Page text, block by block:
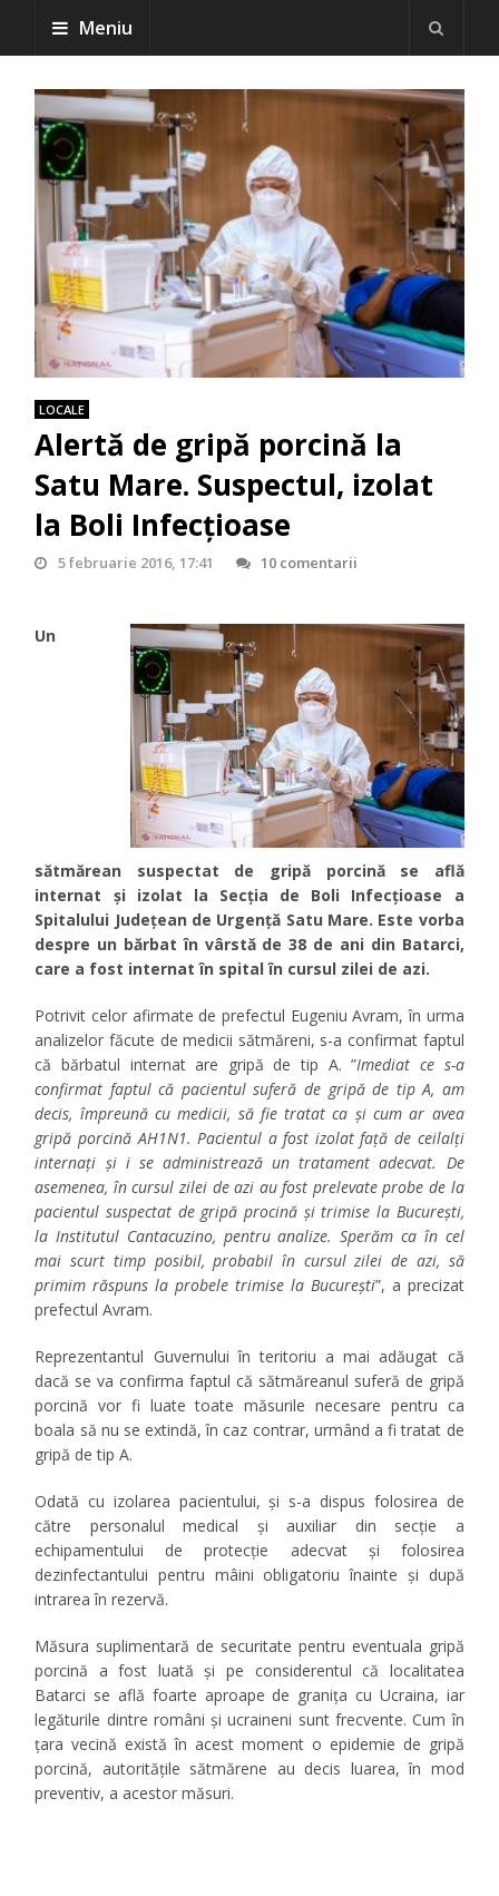
Meniu
LOCALE
Alertă de gripă porcină la
Satu Mare. Suspectul, izolat
la Boli Infecțioase
5 februarie 2016, 17:41 10 comentarii
Un
sătmărean suspectat de gripă porcină se află
internat și izolat la Secția de Boli Infecțioase a
Spitalului Județean de Urgență Satu Mare. Este vorba
despre un bărbat în vârstă de 38 de ani din Batarci,
care a fost internat în spital în cursul zilei de azi.
Potrivit celor afirmate de prefectul Eugeniu Avram, în urma
analizelor făcute de medicii sătmăreni, s-a confirmat faptul
că bărbatul internat are gripă de tip A. ”Imediat ce s-a
confirmat faptul că pacientul suferă de gripă de tip A, am
decis, împreună cu medicii, să fie tratat ca și cum ar avea
gripă porcină AH1N1. Pacientul a fost izolat față de ceilalți
internați și i se administrează un tratament adecvat. De
asemenea, în cursul zilei de azi au fost prelevate probe de la
pacientul suspectat de gripă procină și trimise la București,
la Institutul Cantacuzino, pentru analize. Sperăm ca în cel
mai scurt timp posibil, probabil în cursul zilei de azi, să
primim răspuns la probele trimise la București”, a precizat
prefectul Avram.
Reprezentantul Guvernului în teritoriu a mai adăugat că
dacă se va confirma faptul că sătmăreanul suferă de gripă
porcină vor fi luate toate măsurile necesare pentru ca
boala să nu se extindă, în caz contrar, urmând a fi tratat de
gripă de tip A.
Odată cu izolarea pacientului, și s-a dispus folosirea de
către personalul medical şi auxiliar din secţie a
echipamentului de protecţie adecvat și folosirea
dezinfectantului pentru mâini obligatoriu înainte şi după
intrarea în rezervă.
Măsura suplimentară de securitate pentru eventuala gripă
porcină a fost luată și pe considerentul că localitatea
Batarci se află foarte aproape de granița cu Ucraina, iar
legăturile dintre români și ucraineni sunt frecvente. Cum în
țara vecină există în acest moment o epidemie de gripă
porcină, autoritățile sătmărene au decis luarea, în mod
preventiv, a acestor măsuri.